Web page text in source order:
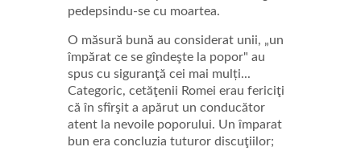
pedepsindu-se cu moartea.
O măsură bună au considerat unii, „un
împărat ce se gîndeşte la popor" au
spus cu siguranţă cei mai mulți...
Categoric, cetăţenii Romei erau fericiţi
că în sfîrşit a apărut un conducător
atent la nevoile poporului. Un împarat
bun era concluzia tuturor discuţiilor;